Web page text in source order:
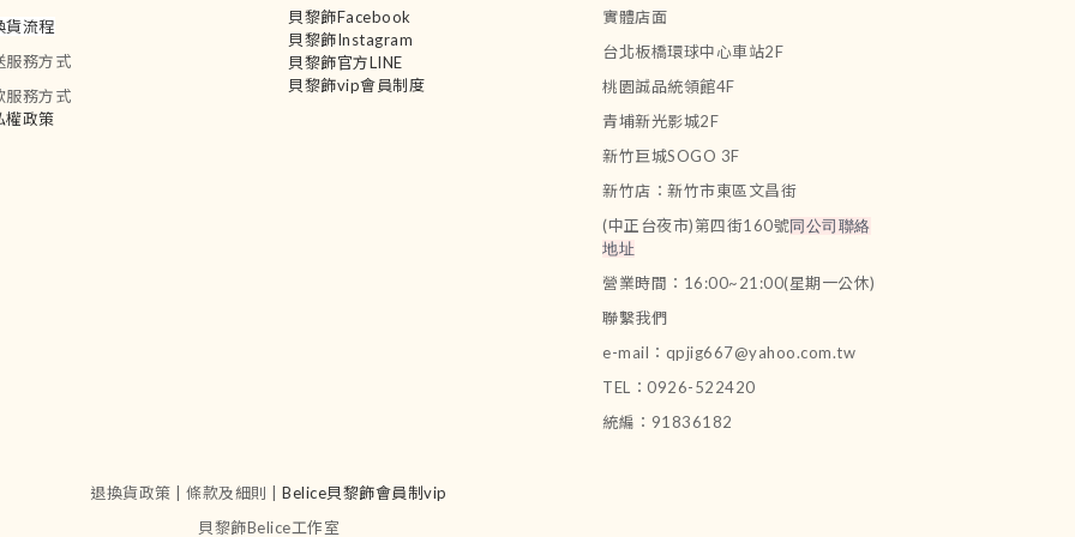
貨流程
服務方式
服務方式
權政策
貝黎飾Facebook
貝黎飾Instagram
貝黎飾官方LINE
貝黎飾vip會員制度
實體店面
台北板橋環球中心車站2F
桃園誠品統領館4F
青埔新光影城2F
新竹巨城SOGO 3F
新竹店：新竹市東區文昌街
(中正台夜市)第四街160號同公司聯絡
地址
營業時間：16:00~21:00(星期一公休)
聯繫我們
e-mail：qpjig667@yahoo.com.tw
TEL：0926-522420
統編：91836182
退換貨政策 | 條款及細則 |
Belice貝黎飾會員制vip
貝黎飾Belice工作室